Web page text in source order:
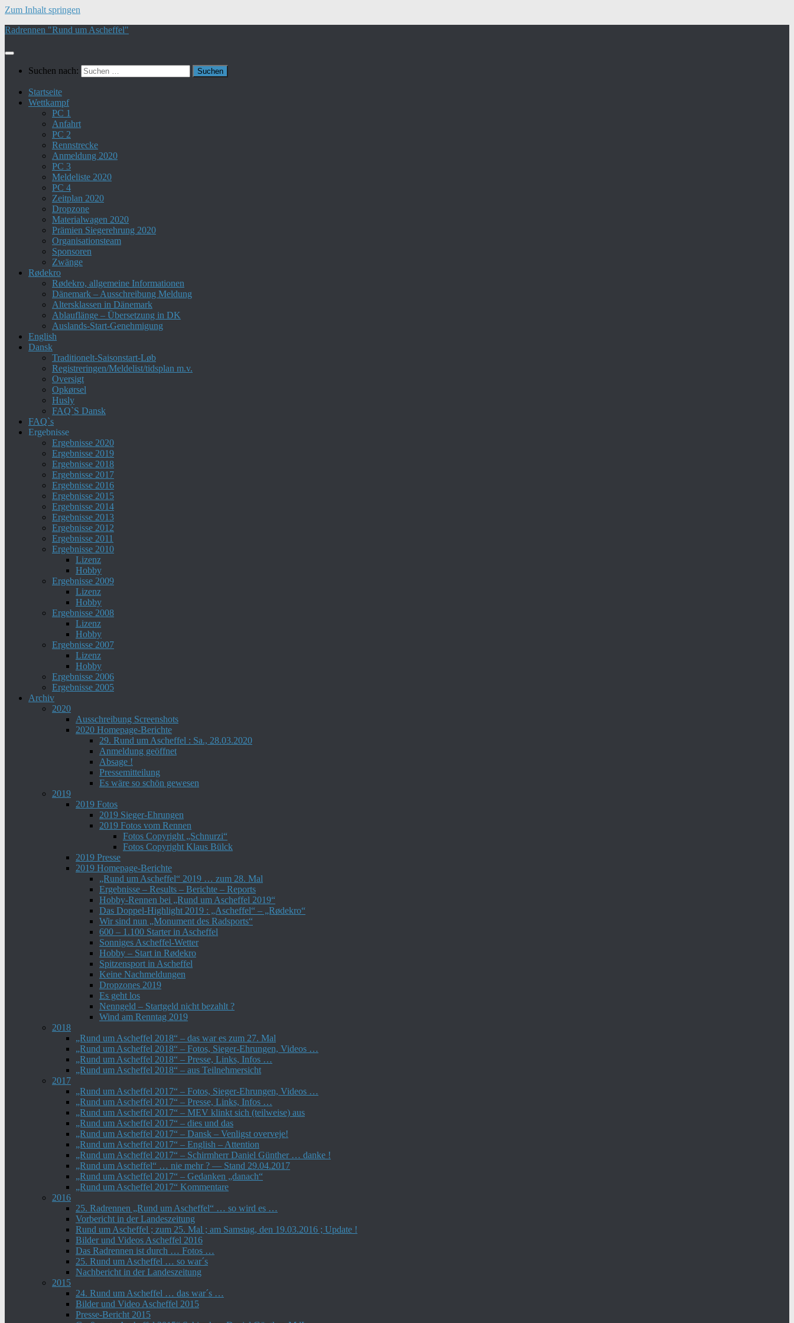
Zum Inhalt springen
Radrennen "Rund um Ascheffel"
Suchen nach:
Startseite
Wettkampf
PC 1
Anfahrt
PC 2
Rennstrecke
Anmeldung 2020
PC 3
Meldeliste 2020
PC 4
Zeitplan 2020
Dropzone
Materialwagen 2020
Prämien Siegerehrung 2020
Organisationsteam
Sponsoren
Zwänge
Rødekro
Rødekro, allgemeine Informationen
Dänemark – Ausschreibung Meldung
Altersklassen in Dänemark
Ablauflänge – Übersetzung in DK
Auslands-Start-Genehmigung
English
Dansk
Traditionelt-Saisonstart-Løb
Registreringen/Meldelist/tidsplan m.v.
Oversigt
Opkørsel
Husly
FAQ`S Dansk
FAQ`s
Ergebnisse
Ergebnisse 2020
Ergebnisse 2019
Ergebnisse 2018
Ergebnisse 2017
Ergebnisse 2016
Ergebnisse 2015
Ergebnisse 2014
Ergebnisse 2013
Ergebnisse 2012
Ergebnisse 2011
Ergebnisse 2010
Lizenz
Hobby
Ergebnisse 2009
Lizenz
Hobby
Ergebnisse 2008
Lizenz
Hobby
Ergebnisse 2007
Lizenz
Hobby
Ergebnisse 2006
Ergebnisse 2005
Archiv
2020
Ausschreibung Screenshots
2020 Homepage-Berichte
29. Rund um Ascheffel : Sa., 28.03.2020
Anmeldung geöffnet
Absage !
Pressemitteilung
Es wäre so schön gewesen
2019
2019 Fotos
2019 Sieger-Ehrungen
2019 Fotos vom Rennen
Fotos Copyright „Schnurzi“
Fotos Copyright Klaus Bülck
2019 Presse
2019 Homepage-Berichte
„Rund um Ascheffel“ 2019 … zum 28. Mal
Ergebnisse – Results – Berichte – Reports
Hobby-Rennen bei „Rund um Ascheffel 2019“
Das Doppel-Highlight 2019 : „Ascheffel“ – „Rødekro“
Wir sind nun „Monument des Radsports“
600 – 1.100 Starter in Ascheffel
Sonniges Ascheffel-Wetter
Hobby – Start in Rødekro
Spitzensport in Ascheffel
Keine Nachmeldungen
Dropzones 2019
Es geht los
Nenngeld – Startgeld nicht bezahlt ?
Wind am Renntag 2019
2018
„Rund um Ascheffel 2018“ – das war es zum 27. Mal
„Rund um Ascheffel 2018“ – Fotos, Sieger-Ehrungen, Videos …
„Rund um Ascheffel 2018“ – Presse, Links, Infos …
„Rund um Ascheffel 2018“ – aus Teilnehmersicht
2017
„Rund um Ascheffel 2017“ – Fotos, Sieger-Ehrungen, Videos …
„Rund um Ascheffel 2017“ – Presse, Links, Infos …
„Rund um Ascheffel 2017“ – MEV klinkt sich (teilweise) aus
„Rund um Ascheffel 2017“ – dies und das
„Rund um Ascheffel 2017“ – Dansk – Venligst overveje!
„Rund um Ascheffel 2017“ – English – Attention
„Rund um Ascheffel 2017“ – Schirmherr Daniel Günther … danke !
„Rund um Ascheffel“ … nie mehr ? — Stand 29.04.2017
„Rund um Ascheffel 2017“ – Gedanken „danach“
„Rund um Ascheffel 2017“ Kommentare
2016
25. Radrennen „Rund um Ascheffel“ … so wird es …
Vorbericht in der Landeszeitung
Rund um Ascheffel ; zum 25. Mal ; am Samstag, den 19.03.2016 ; Update !
Bilder und Videos Ascheffel 2016
Das Radrennen ist durch … Fotos …
25. Rund um Ascheffel … so war´s
Nachbericht in der Landeszeitung
2015
24. Rund um Ascheffel … das war´s …
Bilder und Video Ascheffel 2015
Presse-Bericht 2015